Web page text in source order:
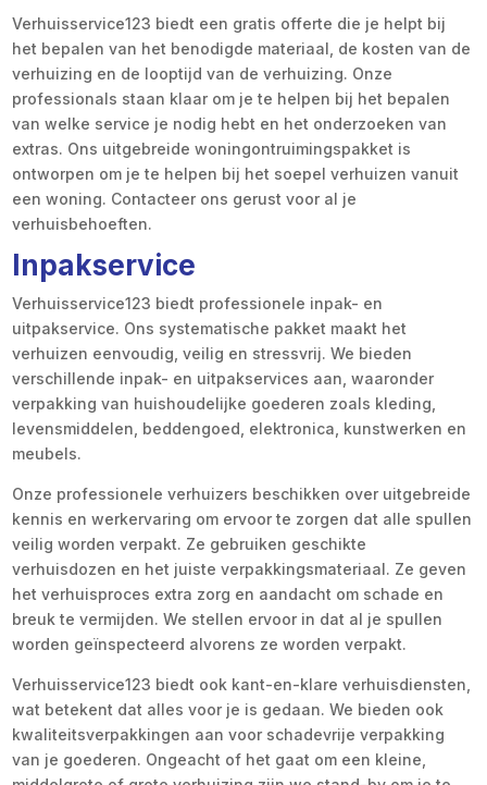
Verhuisservice123 biedt een gratis offerte die je helpt bij
het bepalen van het benodigde materiaal, de kosten van de
verhuizing en de looptijd van de verhuizing. Onze
professionals staan klaar om je te helpen bij het bepalen
van welke service je nodig hebt en het onderzoeken van
extras. Ons uitgebreide woningontruimingspakket is
ontworpen om je te helpen bij het soepel verhuizen vanuit
een woning. Contacteer ons gerust voor al je
verhuisbehoeften.
Inpakservice
Verhuisservice123 biedt professionele inpak- en
uitpakservice. Ons systematische pakket maakt het
verhuizen eenvoudig, veilig en stressvrij. We bieden
verschillende inpak- en uitpakservices aan, waaronder
verpakking van huishoudelijke goederen zoals kleding,
levensmiddelen, beddengoed, elektronica, kunstwerken en
meubels.
Onze professionele verhuizers beschikken over uitgebreide
kennis en werkervaring om ervoor te zorgen dat alle spullen
veilig worden verpakt. Ze gebruiken geschikte
verhuisdozen en het juiste verpakkingsmateriaal. Ze geven
het verhuisproces extra zorg en aandacht om schade en
breuk te vermijden. We stellen ervoor in dat al je spullen
worden geïnspecteerd alvorens ze worden verpakt.
Verhuisservice123 biedt ook kant-en-klare verhuisdiensten,
wat betekent dat alles voor je is gedaan. We bieden ook
kwaliteitsverpakkingen aan voor schadevrije verpakking
van je goederen. Ongeacht of het gaat om een kleine,